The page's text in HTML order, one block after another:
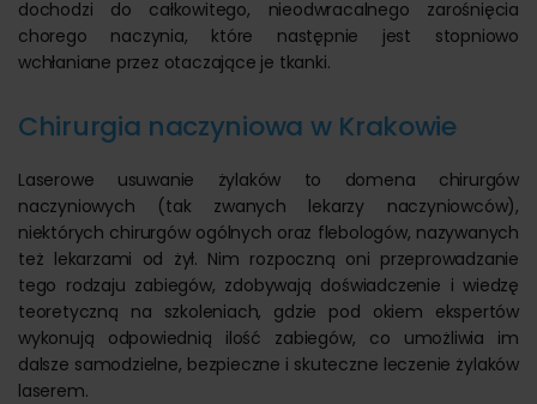
dochodzi do całkowitego, nieodwracalnego zarośnięcia
chorego naczynia, które następnie jest stopniowo
wchłaniane przez otaczające je tkanki.
Chirurgia naczyniowa w Krakowie
Laserowe usuwanie żylaków to domena chirurgów
naczyniowych (tak zwanych lekarzy naczyniowców),
niektórych chirurgów ogólnych oraz flebologów, nazywanych
też lekarzami od żył. Nim rozpoczną oni przeprowadzanie
tego rodzaju zabiegów, zdobywają doświadczenie i wiedzę
teoretyczną na szkoleniach, gdzie pod okiem ekspertów
wykonują odpowiednią ilość zabiegów, co umożliwia im
dalsze samodzielne, bezpieczne i skuteczne leczenie żylaków
laserem.